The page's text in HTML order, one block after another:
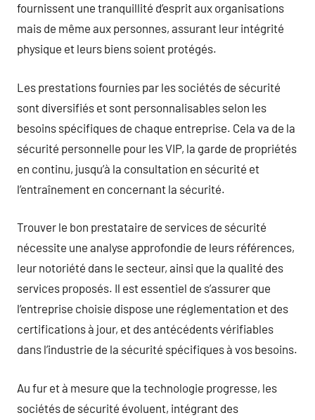
fournissent une tranquillité d’esprit aux organisations
mais de même aux personnes, assurant leur intégrité
physique et leurs biens soient protégés.
Les prestations fournies par les sociétés de sécurité
sont diversifiés et sont personnalisables selon les
besoins spécifiques de chaque entreprise. Cela va de la
sécurité personnelle pour les VIP, la garde de propriétés
en continu, jusqu’à la consultation en sécurité et
l’entraînement en concernant la sécurité.
Trouver le bon prestataire de services de sécurité
nécessite une analyse approfondie de leurs références,
leur notoriété dans le secteur, ainsi que la qualité des
services proposés. Il est essentiel de s’assurer que
l’entreprise choisie dispose une réglementation et des
certifications à jour, et des antécédents vérifiables
dans l’industrie de la sécurité spécifiques à vos besoins.
Au fur et à mesure que la technologie progresse, les
sociétés de sécurité évoluent, intégrant des